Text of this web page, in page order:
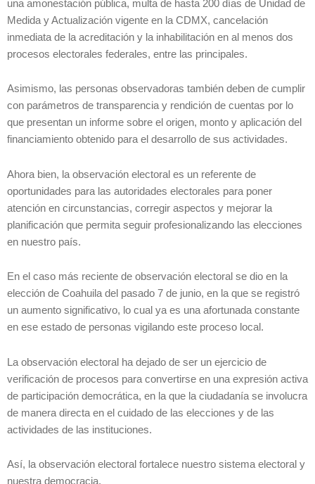
una amonestación pública, multa de hasta 200 días de Unidad de
Medida y Actualización vigente en la CDMX, cancelación
inmediata de la acreditación y la inhabilitación en al menos dos
procesos electorales federales, entre las principales.
Asimismo, las personas observadoras también deben de cumplir
con parámetros de transparencia y rendición de cuentas por lo
que presentan un informe sobre el origen, monto y aplicación del
financiamiento obtenido para el desarrollo de sus actividades.
Ahora bien, la observación electoral es un referente de
oportunidades para las autoridades electorales para poner
atención en circunstancias, corregir aspectos y mejorar la
planificación que permita seguir profesionalizando las elecciones
en nuestro país.
En el caso más reciente de observación electoral se dio en la
elección de Coahuila del pasado 7 de junio, en la que se registró
un aumento significativo, lo cual ya es una afortunada constante
en ese estado de personas vigilando este proceso local.
La observación electoral ha dejado de ser un ejercicio de
verificación de procesos para convertirse en una expresión activa
de participación democrática, en la que la ciudadanía se involucra
de manera directa en el cuidado de las elecciones y de las
actividades de las instituciones.
Así, la observación electoral fortalece nuestro sistema electoral y
nuestra democracia.